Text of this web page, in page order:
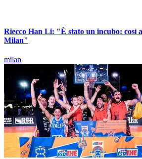
Riecco Han Li: "È stato un incubo: così
Milan"
milan